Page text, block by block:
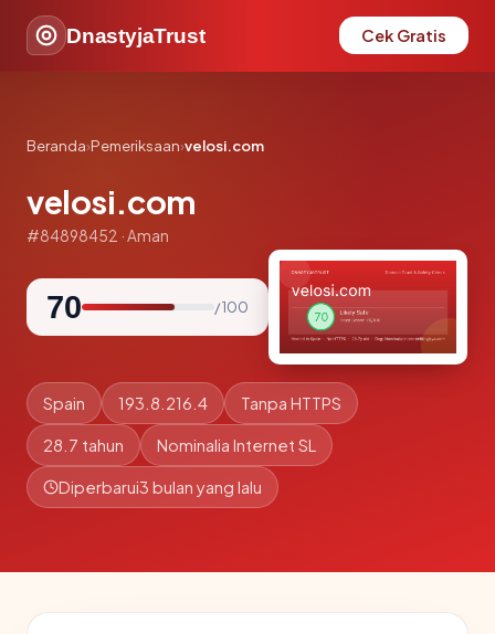
DnastyjaTrust Cek Gratis
Beranda›Pemeriksaan›velosi.com
velosi.com
#84898452 · Aman
70 / 100
Spain 193.8.216.4 Tanpa HTTPS
28.7 tahun Nominalia Internet SL
Diperbarui3 bulan yang lalu